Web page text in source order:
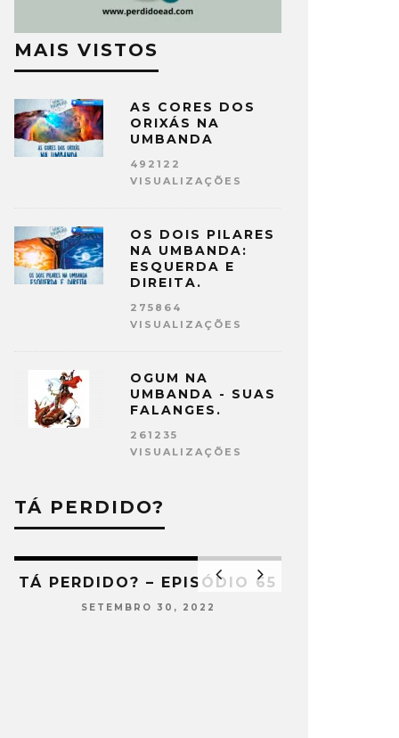
MAIS VISTOS
AS CORES DOS
ORIXÁS NA
UMBANDA
492122
VISUALIZAÇÕES
OS DOIS PILARES
NA UMBANDA:
ESQUERDA E
DIREITA.
275864
VISUALIZAÇÕES
OGUM NA
UMBANDA - SUAS
FALANGES.
261235
VISUALIZAÇÕES
TÁ PERDIDO?
TÁ PERDIDO? – EPISÓDIO 65
SETEMBRO 30, 2022